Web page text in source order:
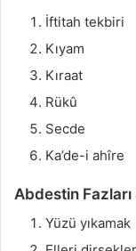
İftitah tekbiri
Kıyam
Kıraat
Rükû
Secde
Ka’de-i ahîre
Abdestin
Yüzü yıkamak